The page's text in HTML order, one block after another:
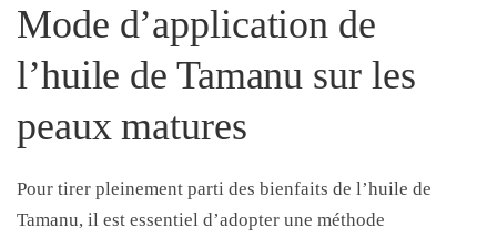
Mode d’application de
l’huile de Tamanu sur les
peaux matures
Pour tirer pleinement parti des bienfaits de l’huile de
Tamanu, il est essentiel d’adopter une méthode